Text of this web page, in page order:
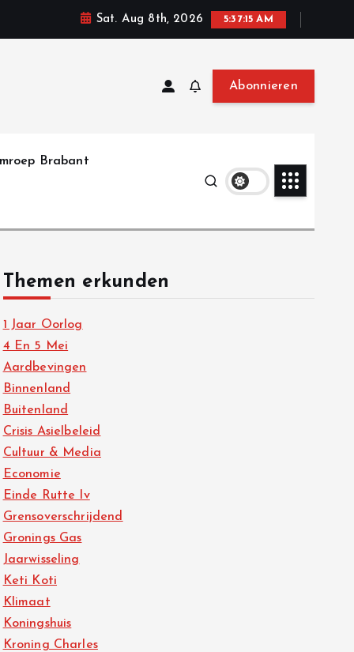
Sat. Aug 8th, 2026 5:37:16 AM
Abonnieren
Brabant
Themen erkunden
1 Jaar Oorlog
4 En 5 Mei
Aardbevingen
Binnenland
Buitenland
Crisis Asielbeleid
Cultuur & Media
Economie
Einde Rutte Iv
Grensoverschrijdend
Gronings Gas
Jaarwisseling
Keti Koti
Klimaat
Koningshuis
Kroning Charles